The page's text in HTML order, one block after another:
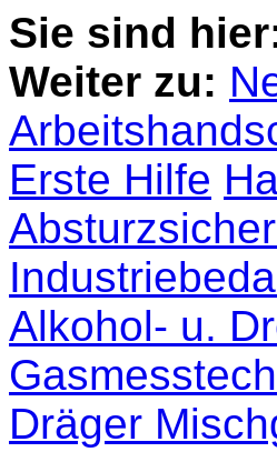
Sie sind
Weiter zu:
Erste Hilfe
Alkohol- u.
Dräger